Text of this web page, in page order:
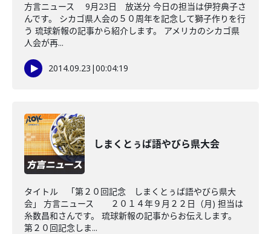
方言ニュース 9月23日 放送分 今日の担当は伊狩典子さ
んです。 シカゴ県人会の５０周年を記念して獅子作りを行
う 琉球新報の記事から紹介します。 アメリカのシカゴ県
人会が再...
2014.09.23 |00:04:19
しまくとぅば語やびら県大会
タイトル 「第２０回記念 しまくとぅば語やびら県大
会」 方言ニュース ２０１４年９月２２日（月) 担当は
糸数昌和さんです。 琉球新報の記事からお伝えします。
第２０回記念しま...